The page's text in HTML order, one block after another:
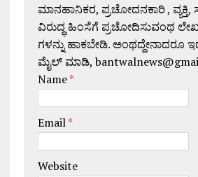
ಮಾನಹಾನಿಕರ, ಪ್ರಚೋದನಕಾರಿ ,
ವಿರುದ್ಧ ಹಿಂಸೆಗೆ ಪ್ರಚೋದಿಸುವಂಥ
ಗಳನ್ನು ಹಾಕಬೇಡಿ. ಅಂಥದ್ದೇನಾದರೂ
ಮೈಲ್ ಮಾಡಿ,
Name*
Email*
Website